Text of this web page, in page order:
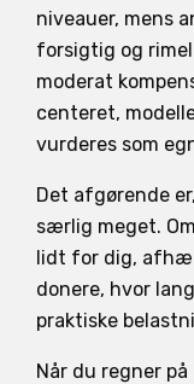
niveauer, mens
forsigtig og
moderat
centeret,
vurderes som
Det afgørende
særlig meget.
lidt for dig,
donere, hvor
praktiske
Når du regner